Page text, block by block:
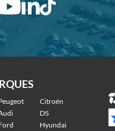
Citroën
DS
Hyundai